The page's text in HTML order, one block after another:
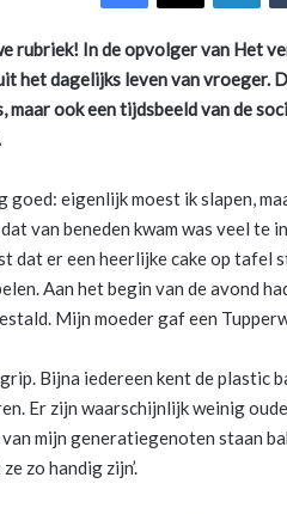
rubriek! In de opvolger van Het
het dagelijks leven van vroeger.
maar ook een tijdsbeeld van de
goed: eigenlijk moest ik slapen,
van beneden kwam was veel te
dat er een heerlijke cake op tafel
Aan het begin van de avond
Mijn moeder gaf een
Bijna iedereen kent de plastic
Er zijn waarschijnlijk weinig
mijn generatiegenoten staan
zo handig zijn’.